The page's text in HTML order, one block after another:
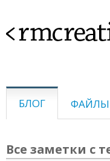
БЛОГ ФАЙЛЫ
Все заметки с